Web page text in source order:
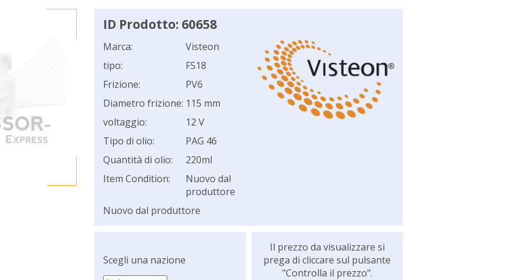
ID Prodotto: 60658
Marca:
Visteon
tipo:
FS18
Frizione:
PV6
Diametro frizione: 115 mm
voltaggio:
12 V
Tipo di olio:
PAG 46
Quantità di olio:
220ml
Item Condition:
Nuovo dal
produttore
Nuovo dal produttore
Scegli una nazione
Il prezzo da visualizzare si
prega di cliccare sul pulsante
"Controlla il prezzo".